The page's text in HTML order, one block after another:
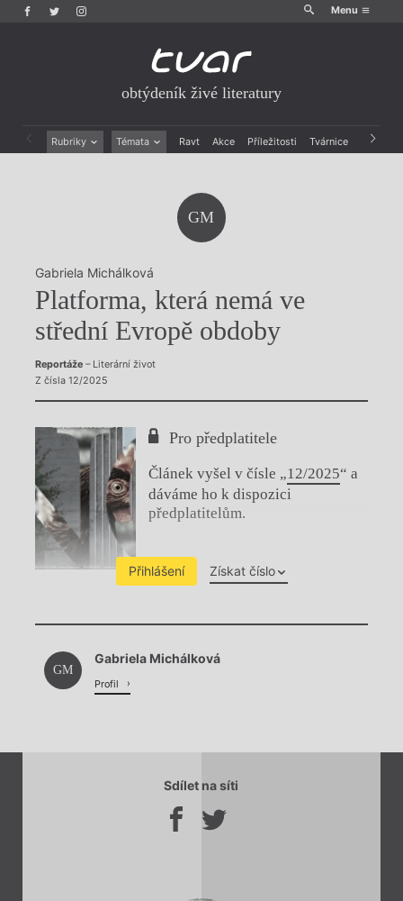
Menu
obtýdeník živé literatury
Rubriky Témata Ravt Akce Příležitosti Tvárnice Archiv
GM
Gabriela Michálková
Platforma, která nemá ve
střední Evropě obdoby
Reportáže– Literární život
Z čísla 12/2025
Pro předplatitele
Článek vyšel v čísle „12/2025“ a
dáváme ho k dispozici
předplatitelům.
Přihlášení Získat číslo
Chviličku.
Načítá se.
GM
Gabriela Michálková
Profil
Sdílet na síti